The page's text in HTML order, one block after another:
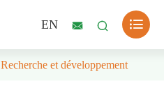
EN   
Recherche et développement